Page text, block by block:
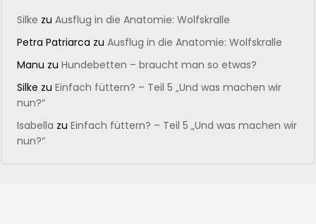
Silke zu Ausflug in die Anatomie: Wolfskralle
Petra Patriarca zu Ausflug in die Anatomie: Wolfskralle
Manu zu Hundebetten – braucht man so etwas?
Silke zu Einfach füttern? – Teil 5 „Und was machen wir
nun?“
Isabella zu Einfach füttern? – Teil 5 „Und was machen wir
nun?“